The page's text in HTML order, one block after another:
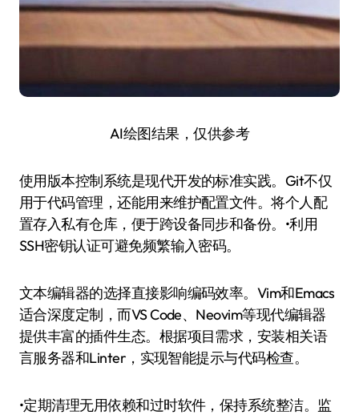
AI绘图结果，仅供参考
使用版本控制系统是现代开发的标准实践。Git不仅
用于代码管理，还能用来维护配置文件。将个人配
置存入私有仓库，便于跨设备同步和备份。•利用
SSH密钥认证可避免频繁输入密码。
文本编辑器的选择直接影响编码效率。Vim和Emacs
适合深度定制，而VS Code、Neovim等现代编辑器
提供丰富的插件生态。根据项目需求，安装相关语
言服务器和Linter，实现智能提示与代码检查。
•定期清理无用依赖和过时软件，保持系统整洁。监